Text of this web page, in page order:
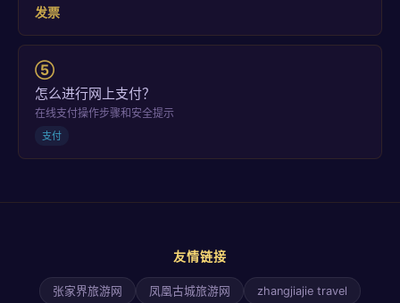
发票
⑤
怎么进行网上支付？
在线支付操作步骤和安全提示
支付
友情链接
张家界旅游网 凤凰古城旅游网 zhangjiajie travel